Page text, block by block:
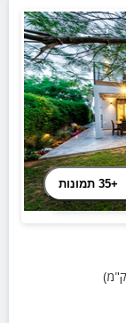
+35 תמונות